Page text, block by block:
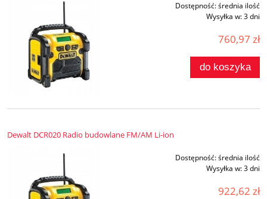
Dostępność:średnia ilość
Wysyłka w:3 dni
760,97 zł
do koszyka
Dewalt DCR020 Radio budowlane FM/AM Li-ion
Dostępność:średnia ilość
Wysyłka w:3 dni
922,62 zł